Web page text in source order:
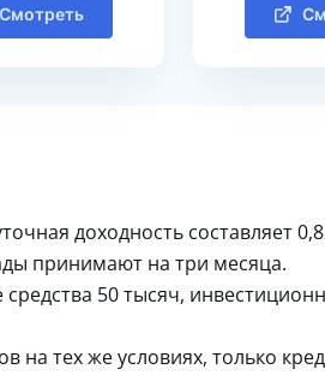
Смотреть
доходность составляет
принимают на три месяца.
50 тысяч,
на тех же условиях, только